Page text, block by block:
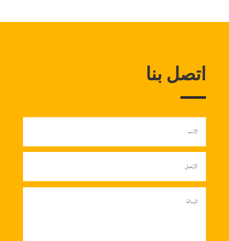
اتصل بنا